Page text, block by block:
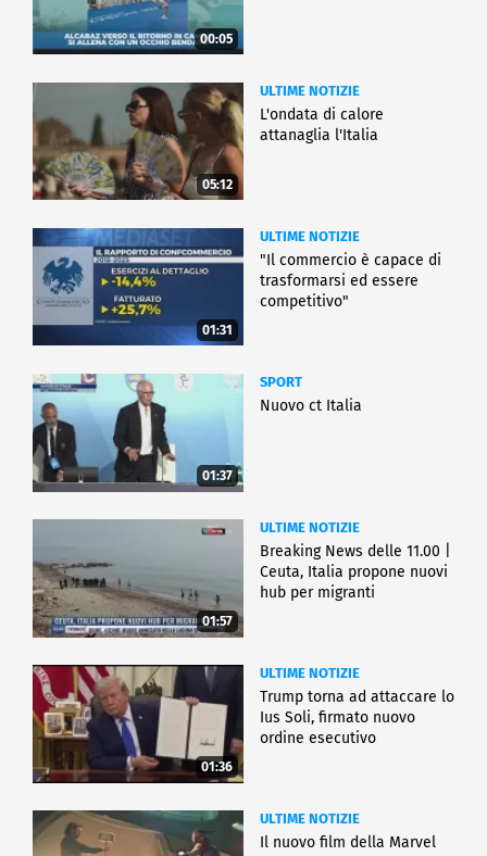
00:05
05:12
ULTIME NOTIZIE
L'ondata di calore
attanaglia l'Italia
01:31
ULTIME NOTIZIE
"Il commercio è capace di
trasformarsi ed essere
competitivo"
01:37
SPORT
Nuovo ct Italia
01:57
ULTIME NOTIZIE
Breaking News delle 11.00 |
Ceuta, Italia propone nuovi
hub per migranti
01:36
ULTIME NOTIZIE
Trump torna ad attaccare lo
Ius Soli, firmato nuovo
ordine esecutivo
ULTIME NOTIZIE
Il nuovo film della Marvel